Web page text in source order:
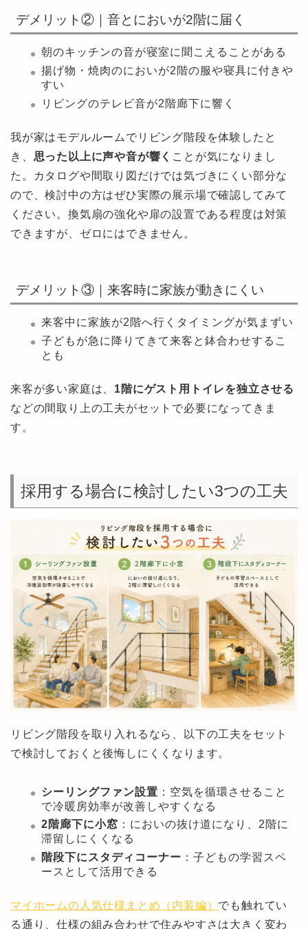
デメリット②｜音とにおいが2階に届く
朝のキッチンの音が寝室に聞こえることがある
揚げ物・焼肉のにおいが2階の服や寝具に付きや
すい
リビングのテレビ音が2階廊下に響く
我が家はモデルルームでリビング階段を体験したと
き、 思った以上に声や音が響く ことが気になりまし
た。カタログや間取り図だけでは気づきにくい部分な
ので、検討中の方はぜひ実際の展示場で確認してみて
ください。換気扇の強化や扉の設置である程度は対策
できますが、ゼロにはできません。
デメリット③｜来客時に家族が動きにくい
来客中に家族が2階へ行くタイミングが気まずい
子どもが急に降りてきて来客と鉢合わせするこ
とも
来客が多い家庭は、 1階にゲスト用トイレを独立させる
などの間取り上の工夫がセットで必要になってきま
す。
採用する場合に検討したい3つの工夫
リビング階段を取り入れるなら、以下の工夫をセット
で検討しておくと後悔しにくくなります。
シーリングファン設置 ：空気を循環させること
で冷暖房効率が改善しやすくなる
2階廊下に小窓 ：においの抜け道になり、2階に
滞留しにくくなる
階段下にスタディコーナー ：子どもの学習スペ
ースとして活用できる
マイホームの人気仕様まとめ（内装編） でも触れてい
る通り、仕様の組み合わせで住みやすさは大きく変わ